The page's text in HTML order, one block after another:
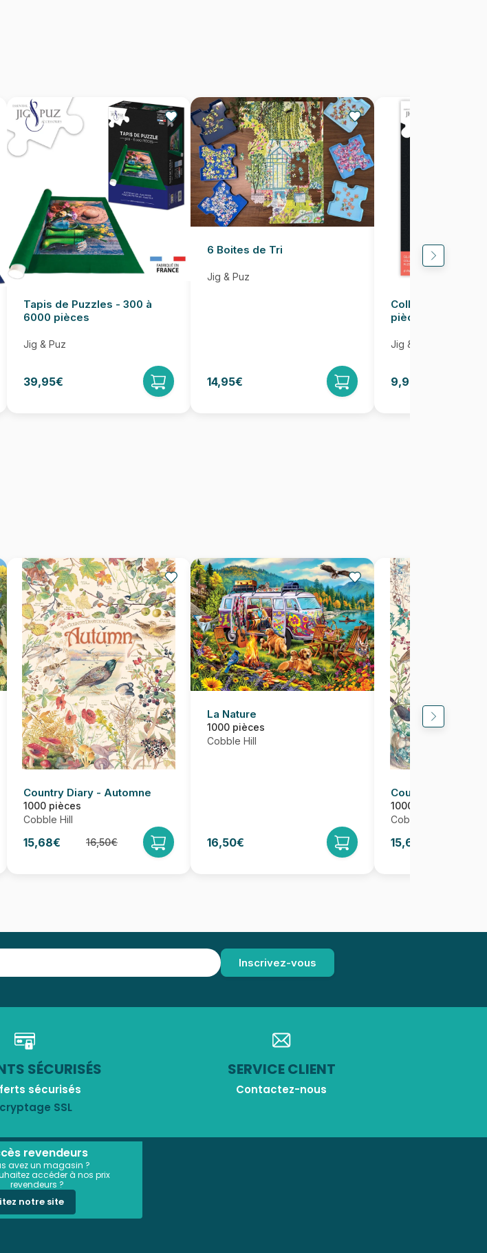
Tapis de Puzzles - 300 à
6000 pièces
Jig & Puz
39,95€
6 Boites de Tri
Jig & Puz
14,95€
Colle pour Puzzle
pièces
Jig & Puz
9,95€
Country Diary - Automne
1000 pièces
Cobble Hill
15,68€ 16,50€
La Nature
1000 pièces
Cobble Hill
16,50€
Country Diary -
1000 pièces
Cobble Hill
15,68€
SÉCURISÉS
sécurisés
SSL
SERVICE CLIENT
Contactez-nous
revendeurs
avez un magasin ?
accéder à nos prix
revendeurs ?
notre site